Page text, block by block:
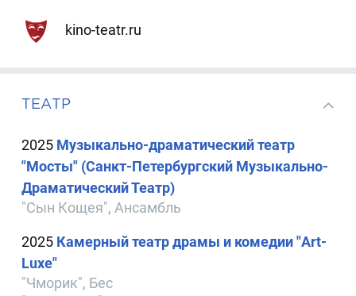
kino-teatr.ru
ТЕАТР
2025 Музыкально-драматический театр
"Мосты" (Санкт-Петербургский Музыкально-
Драматический Театр)
"Сын Кощея", Ансамбль
2025 Камерный театр драмы и комедии "Art-
Luxe"
"Чморик", Бес